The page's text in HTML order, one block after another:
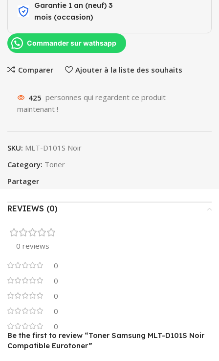
Garantie 1 an (neuf) 3
mois (occasion)​
Commander sur wathsapp
Comparer Ajouter à la liste des souhaits
425 personnes qui regardent ce produit
maintenant !
SKU: MLT-D101S Noir
Category: Toner
Partager
REVIEWS (0)
0 reviews
0
0
0
0
0
Be the first to review “Toner Samsung MLT-D101S Noir
Compatible Eurotoner”